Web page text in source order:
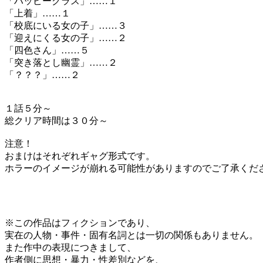
「上着」……１
「校底にいる女の子」……３
「迎えにくる女の子」……２
「四色さん」……５
「突き落とし幽霊」……２
「？？？」……２
１話５分～
総クリア時間は３０分～
注意！
おまけはそれぞれギャグ形式です。
ホラーのイメージが崩れる可能性がありますのでご了承くだ
※この作品はフィクションであり、
実在の人物・事件・固有名詞とは一切の関係もありません。
また作中の表現につきまして、
作者側に思想・暴力・性差別などを、